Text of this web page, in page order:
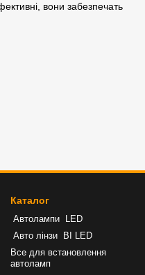
вони забезпечать
Каталог
Автолампи LED
Авто лінзи BI LED
Все для встановлення
автоламп